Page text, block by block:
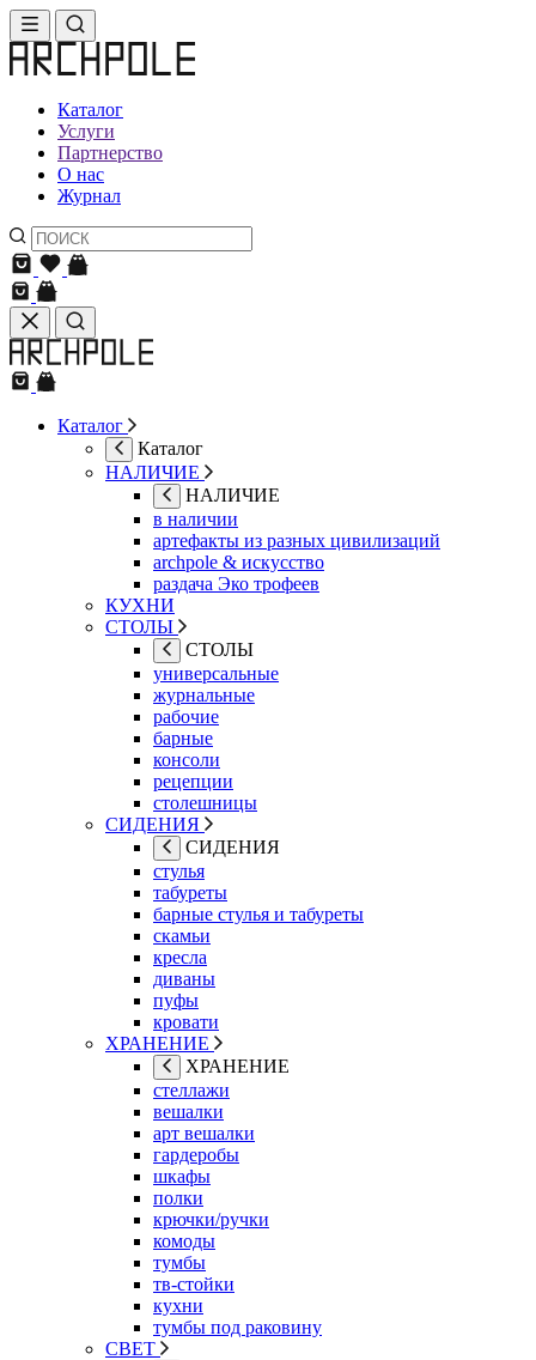
Каталог
Услуги
Партнерство
О нас
Журнал
Каталог
Каталог
НАЛИЧИЕ
НАЛИЧИЕ
в наличии
артефакты из разных цивилизаций
archpole & искусство
раздача Эко трофеев
КУХНИ
СТОЛЫ
СТОЛЫ
универсальные
журнальные
рабочие
барные
консоли
рецепции
столешницы
СИДЕНИЯ
СИДЕНИЯ
стулья
табуреты
барные стулья и табуреты
скамьи
кресла
диваны
пуфы
кровати
ХРАНЕНИЕ
ХРАНЕНИЕ
стеллажи
вешалки
арт вешалки
гардеробы
шкафы
полки
крючки/ручки
комоды
тумбы
тв-стойки
кухни
тумбы под раковину
СВЕТ